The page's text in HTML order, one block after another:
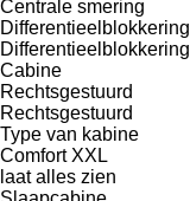
Centrale smering
Differentieelblokkering
Differentieelblokkering
Cabine
Rechtsgestuurd
Rechtsgestuurd
Type van kabine
Comfort XXL
laat alles zien